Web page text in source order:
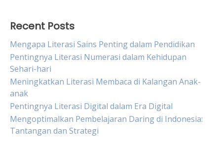
Recent Posts
Mengapa Literasi Sains Penting dalam Pendidikan
Pentingnya Literasi Numerasi dalam Kehidupan
Sehari-hari
Meningkatkan Literasi Membaca di Kalangan Anak-
anak
Pentingnya Literasi Digital dalam Era Digital
Mengoptimalkan Pembelajaran Daring di Indonesia:
Tantangan dan Strategi